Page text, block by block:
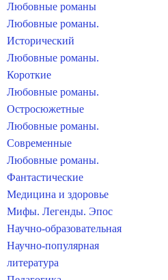
Любовные романы
Любовные романы.
Исторический
Любовные романы.
Короткие
Любовные романы.
Остросюжетные
Любовные романы.
Современные
Любовные романы.
Фантастические
Медицина и здоровье
Мифы. Легенды. Эпос
Научно-образовательная
Научно-популярная
литература